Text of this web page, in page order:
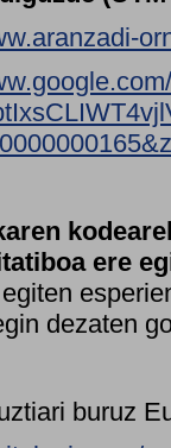
ere
dezaten
buruz